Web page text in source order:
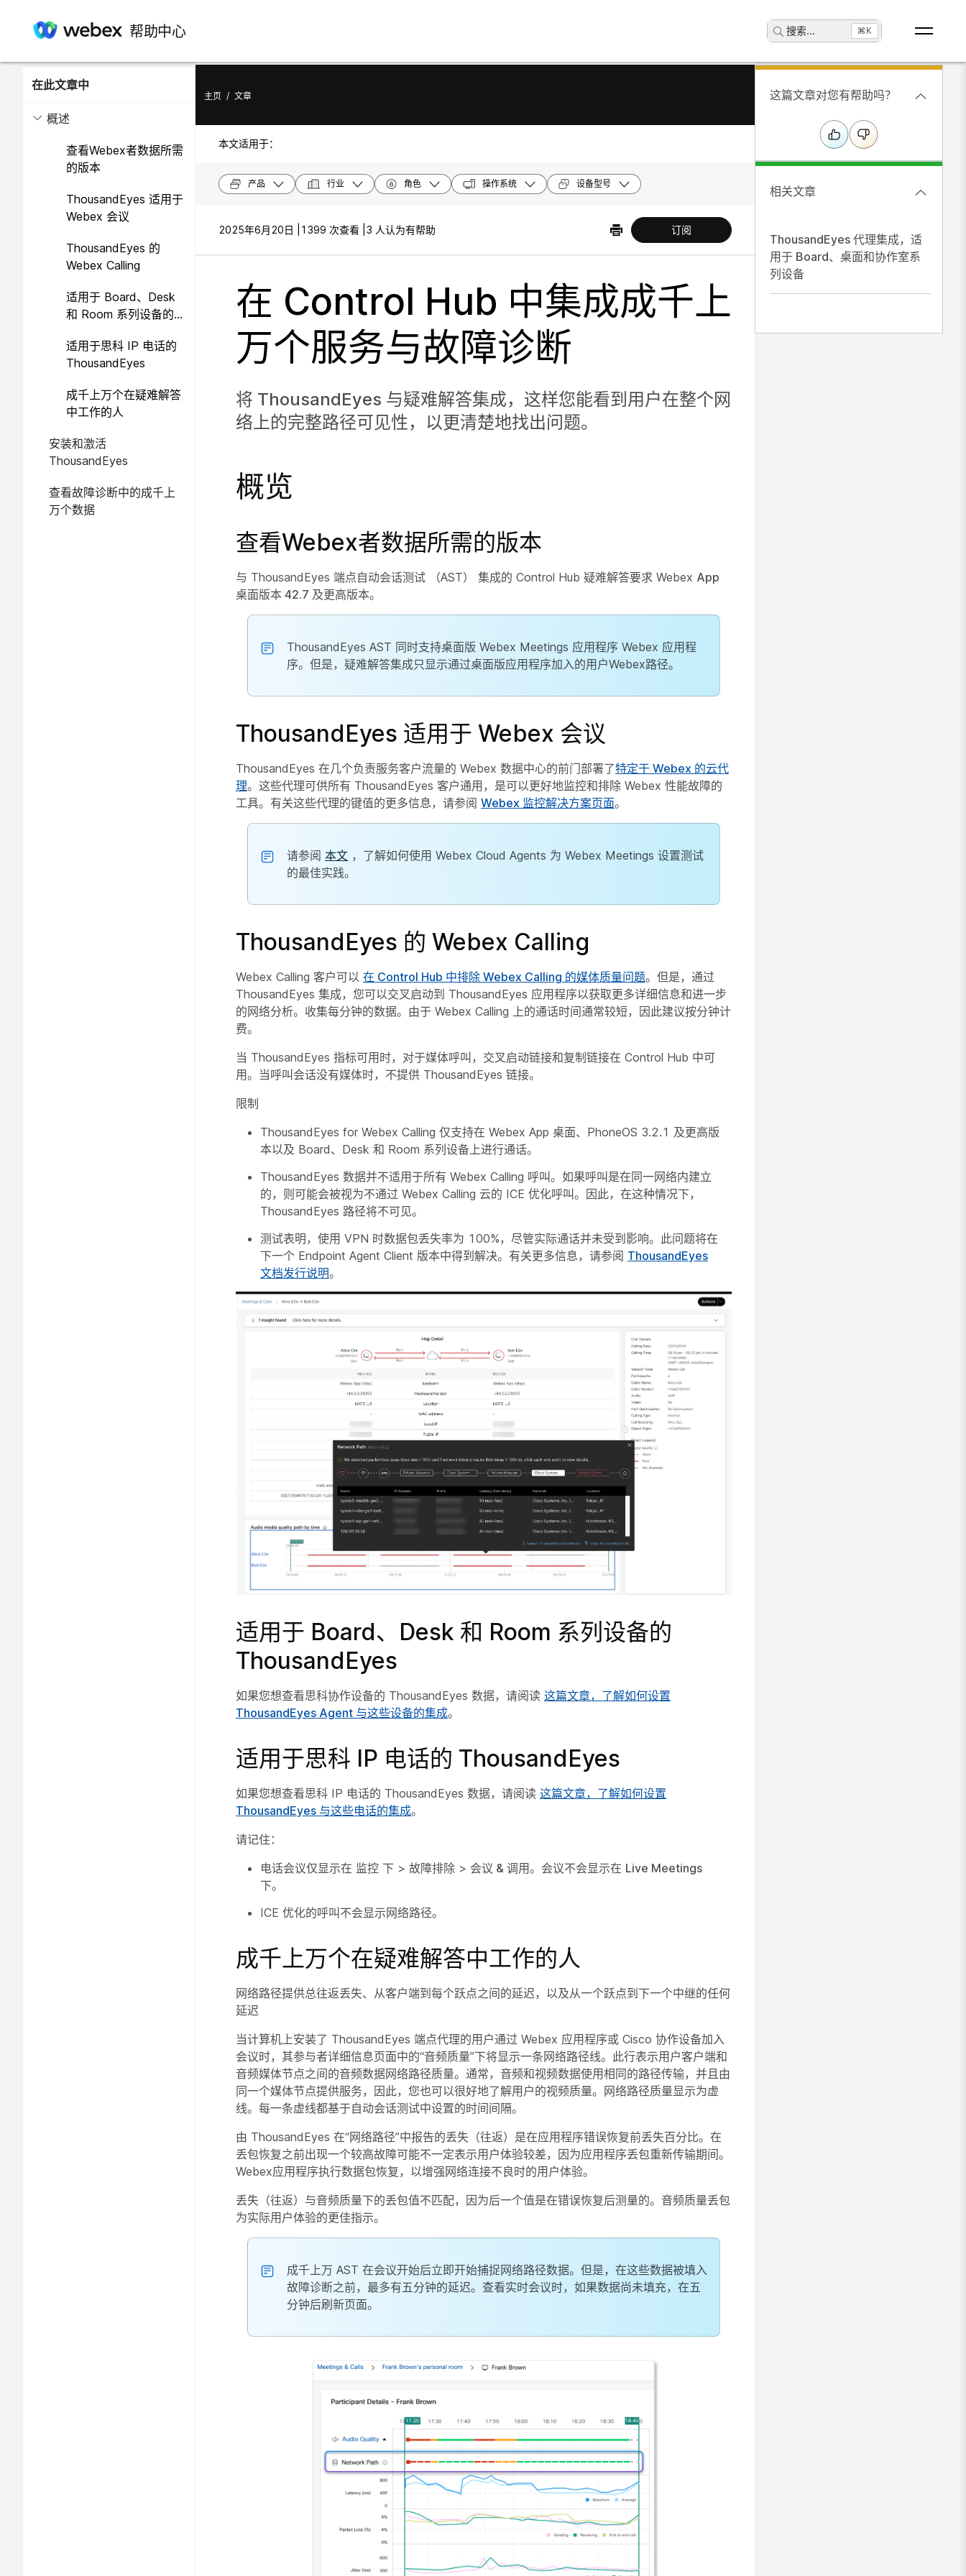
帮助中心 搜索... ⌘K
在此文章中
概述
查看Webex者数据所需
的版本
ThousandEyes 适用于
Webex 会议
ThousandEyes 的
Webex Calling
适用于 Board、Desk
和 Room 系列设备的
适用于思科 IP 电话的
ThousandEyes
成千上万个在疑难解答
中工作的人
安装和激活
ThousandEyes
查看故障诊断中的成千上
万个数据
主页 / 文章
本文适用于：
产品 行业 角色 操作系统 设备型号
2025年6月20日 | 1399 次查看 | 3 人认为有帮助 订阅
在 Control Hub 中集成成千上
万个服务与故障诊断
将 ThousandEyes 与疑难解答集成，这样您能看到用户在整个网
络上的完整路径可见性，以更清楚地找出问题。
概览
查看Webex者数据所需的版本
与 ThousandEyes 端点自动会话测试 （AST） 集成的 Control Hub 疑难解答要求 Webex App
桌面版本 42.7 及更高版本。
ThousandEyes AST 同时支持桌面版 Webex Meetings 应用程序 Webex 应用程
序。但是，疑难解答集成只显示通过桌面版应用程序加入的用户Webex路径。
ThousandEyes 适用于 Webex 会议
ThousandEyes 在几个负责服务客户流量的 Webex 数据中心的前门部署了特定于 Webex 的云代
理。这些代理可供所有 ThousandEyes 客户通用，是可以更好地监控和排除 Webex 性能故障的
工具。有关这些代理的键值的更多信息，请参阅 Webex 监控解决方案页面。
请参阅 本文 ，了解如何使用 Webex Cloud Agents 为 Webex Meetings 设置测试
的最佳实践。
ThousandEyes 的 Webex Calling
Webex Calling 客户可以 在 Control Hub 中排除 Webex Calling 的媒体质量问题。但是，通过
ThousandEyes 集成，您可以交叉启动到 ThousandEyes 应用程序以获取更多详细信息和进一步
的网络分析。收集每分钟的数据。由于 Webex Calling 上的通话时间通常较短，因此建议按分钟计
费。
当 ThousandEyes 指标可用时，对于媒体呼叫，交叉启动链接和复制链接在 Control Hub 中可
用。当呼叫会话没有媒体时，不提供 ThousandEyes 链接。
限制
ThousandEyes for Webex Calling 仅支持在 Webex App 桌面、PhoneOS 3.2.1 及更高版
本以及 Board、Desk 和 Room 系列设备上进行通话。
ThousandEyes 数据并不适用于所有 Webex Calling 呼叫。如果呼叫是在同一网络内建立
的，则可能会被视为不通过 Webex Calling 云的 ICE 优化呼叫。因此，在这种情况下，
ThousandEyes 路径将不可见。
测试表明，使用 VPN 时数据包丢失率为 100%，尽管实际通话并未受到影响。此问题将在
下一个 Endpoint Agent Client 版本中得到解决。有关更多信息，请参阅 ThousandEyes
文档发行说明。
适用于 Board、Desk 和 Room 系列设备的
ThousandEyes
如果您想查看思科协作设备的 ThousandEyes 数据，请阅读 这篇文章，了解如何设置
ThousandEyes Agent 与这些设备的集成。
适用于思科 IP 电话的 ThousandEyes
如果您想查看思科 IP 电话的 ThousandEyes 数据，请阅读 这篇文章，了解如何设置
ThousandEyes 与这些电话的集成。
请记住：
电话会议仅显示在 监控 下 > 故障排除 > 会议 & 调用。会议不会显示在 Live Meetings
下。
ICE 优化的呼叫不会显示网络路径。
成千上万个在疑难解答中工作的人
网络路径提供总往返丢失、从客户端到每个跃点之间的延迟，以及从一个跃点到下一个中继的任何
延迟
当计算机上安装了 ThousandEyes 端点代理的用户通过 Webex 应用程序或 Cisco 协作设备加入
会议时，其参与者详细信息页面中的“音频质量”下将显示一条网络路径线。此行表示用户客户端和
音频媒体节点之间的音频数据网络路径质量。通常，音频和视频数据使用相同的路径传输，并且由
同一个媒体节点提供服务，因此，您也可以很好地了解用户的视频质量。网络路径质量显示为虚
线。每一条虚线都基于自动会话测试中设置的时间间隔。
由 ThousandEyes 在“网络路径”中报告的丢失（往返）是在应用程序错误恢复前丢失百分比。在
丢包恢复之前出现一个较高故障可能不一定表示用户体验较差，因为应用程序丢包重新传输期间。
Webex应用程序执行数据包恢复，以增强网络连接不良时的用户体验。
丢失（往返）与音频质量下的丢包值不匹配，因为后一个值是在错误恢复后测量的。音频质量丢包
为实际用户体验的更佳指示。
成千上万 AST 在会议开始后立即开始捕捉网络路径数据。但是，在这些数据被填入
故障诊断之前，最多有五分钟的延迟。查看实时会议时，如果数据尚未填充，在五
分钟后刷新页面。
这篇文章对您有帮助吗？
相关文章
ThousandEyes 代理集成，适
用于 Board、桌面和协作室系
列设备